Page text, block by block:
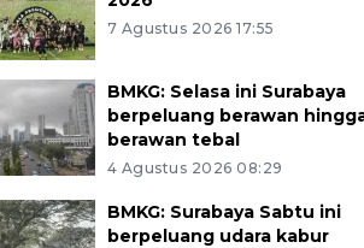
7 Agustus 2026 17:55
BMKG: Selasa ini Surabaya
berpeluang berawan
berawan tebal
4 Agustus 2026 08:29
BMKG: Surabaya Sabtu ini
berpeluang udara kabur